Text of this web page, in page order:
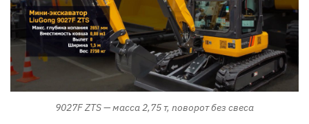
9027F ZTS — масса 2,75 т, поворот без свеса